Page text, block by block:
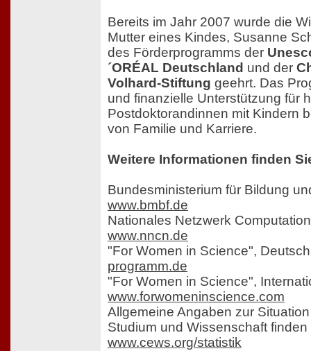
Bereits im Jahr 2007 wurde die
Mutter eines Kindes, Susanne
des Förderprogramms der
´ORÉAL Deutschland und der
Volhard-Stiftung geehrt. Das
und finanzielle Unterstützung für
Postdoktorandinnen mit Kindern
von Familie und Karriere.
Weitere Informationen finden
Bundesministerium für Bildung
www.bmbf.de
Nationales Netzwerk
www.nncn.de
"For Women in Science",
programm.de
"For Women in Science",
www.forwomeninscience.com
Allgemeine Angaben zur
Studium und Wissenschaft finden
www.cews.org/statistik